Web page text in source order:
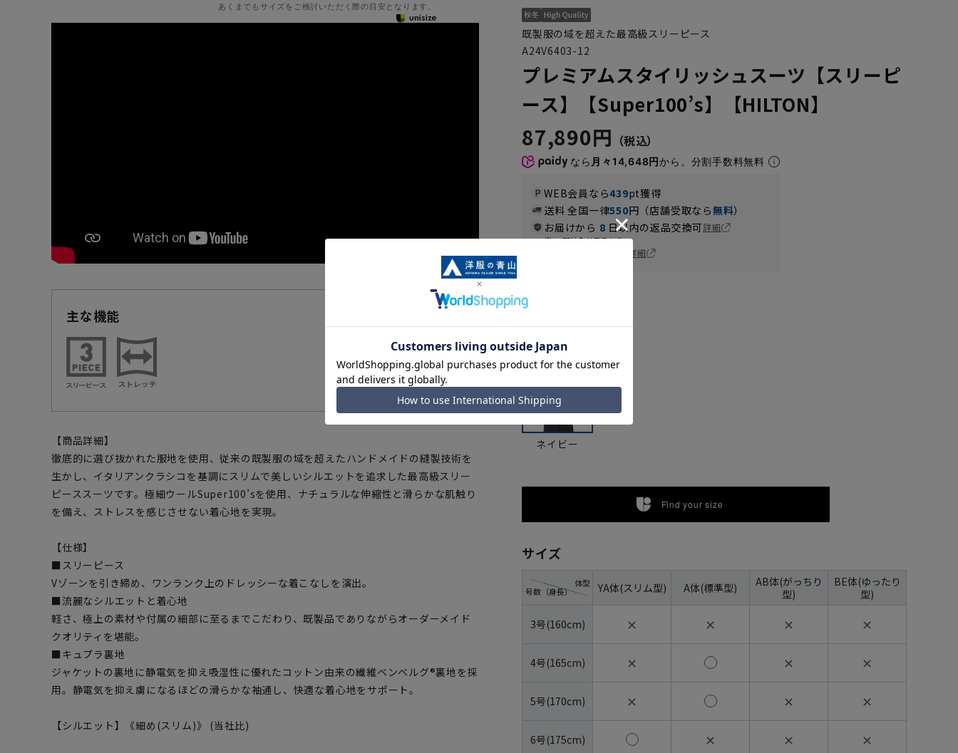
あくまでもサイズをご検討いただく際の目安となります。
主な機能
【商品詳細】
徹底的に選び抜かれた服地を使用、従来の既製服の域を超えたハンドメイドの縫製技術を
生かし、イタリアンクラシコを基調にスリムで美しいシルエットを追求した最高級スリー
ピーススーツです。極細ウールSuper100’sを使用、ナチュラルな伸縮性と滑らかな肌触り
を備え、ストレスを感じさせない着心地を実現。
【仕様】
■スリーピース
Vゾーンを引き締め、ワンランク上のドレッシーな着こなしを演出。
■流麗なシルエットと着心地
軽さ、極上の素材や付属の細部に至るまでこだわり、既製品でありながらオーダーメイド
クオリティを堪能。
■キュプラ裏地
ジャケットの裏地に静電気を抑え吸湿性に優れたコットン由来の繊維ベンベルグ®裏地を採
用。静電気を抑え虜になるほどの滑らかな袖通し、快適な着心地をサポート。
【シルエット】《細め(スリム)》 (当社比)
既製服の域を超えた最高級スリーピース
A24V6403-12
プレミアムスタイリッシュスーツ【スリーピ
ース】【Super100’s】【HILTON】
87,890円
なら 月々14,648円から。分割手数料無料
WEB会員なら439pt獲得
送料 全国一律550円（店舗受取なら無料）
お届けから 8 日以内の返品交換可詳細
一部対象外商品あり
詳細
カラー
ネイビー
Find your size
サイズ
号数（身長）
体型 YA体(スリム型) A体(標準型)
AB体(がっちり
型)
BE体(ゆったり
型)
3号(160cm) ✕ ✕ ✕ ✕
4号(165cm) ✕ ✕ ✕
5号(170cm) ✕ ✕ ✕
6号(175cm) ✕ ✕ ✕